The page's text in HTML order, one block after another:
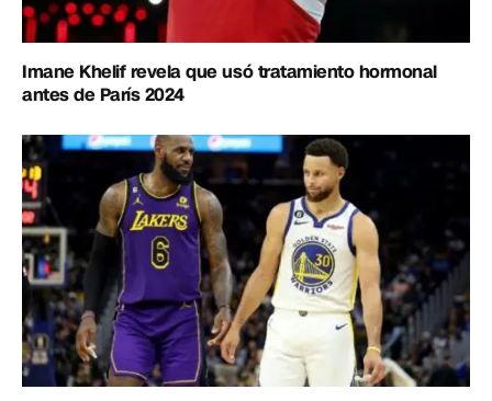
Imane Khelif revela que usó tratamiento hormonal
antes de París 2024